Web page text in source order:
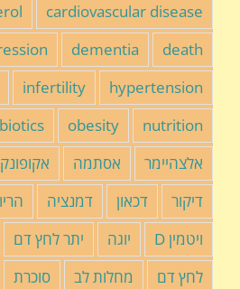
cardiovascular disease
death
dementia
hypertension
infertility
nutrition
obesity
אלצהיימר
אסתמה
דיקור
דכאון דמנציה
ויטמין D
יוגה יתר לחץ דם
לחץ דם
מחלות לב סוכרת